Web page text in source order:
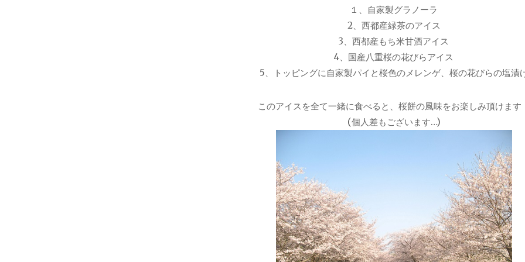
１、自家製グラノーラ
2、西都産緑茶のアイス
3、西都産もち米甘酒アイス
4、国産八重桜の花びらアイス
5、トッピングに自家製パイと桜色のメレンゲ、桜の花びらの塩漬
このアイスを全て一緒に食べると、桜餅の風味をお楽しみ頂けます
(個人差もございます…)